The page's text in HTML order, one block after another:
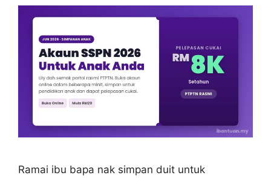
Ramai ibu bapa nak simpan duit untuk